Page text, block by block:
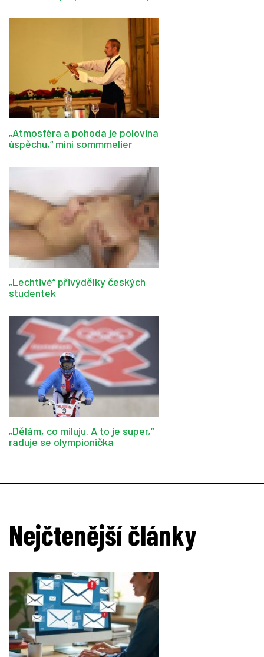
„Atmosféra a pohoda je polovina
úspěchu,“ míní sommmelier
„Lechtivé“ přivýdělky českých
studentek
„Dělám, co miluju. A to je super,“
raduje se olympionička
Nejčtenější články